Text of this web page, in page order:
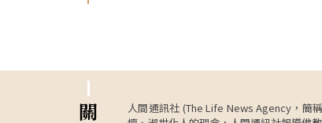
關
人間通訊社 (The Life News Agency，簡